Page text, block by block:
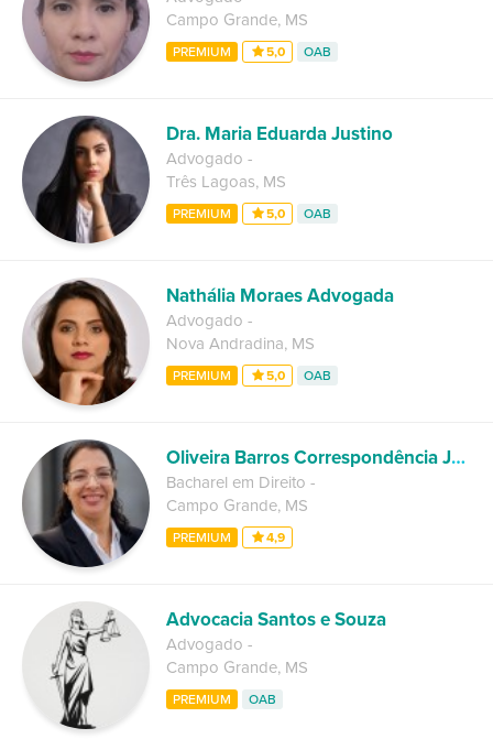
Campo Grande, MS
PREMIUM 5,0 OAB
Dra. Maria Eduarda Justino
Advogado -
Três Lagoas, MS
PREMIUM 5,0 OAB
Nathália Moraes Advogada
Advogado -
Nova Andradina, MS
PREMIUM 5,0 OAB
Oliveira Barros Correspondência Jurídica
Bacharel em Direito -
Campo Grande, MS
PREMIUM 4,9
Advocacia Santos e Souza
Advogado -
Campo Grande, MS
PREMIUM OAB